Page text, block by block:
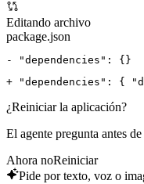
Editando archivo
package.json
-
"dependencies": {}
+
"dependencies": {
¿Reiniciar la aplicación?
El agente pregunta antes
Ahora noReiniciar
Pide por texto, voz o